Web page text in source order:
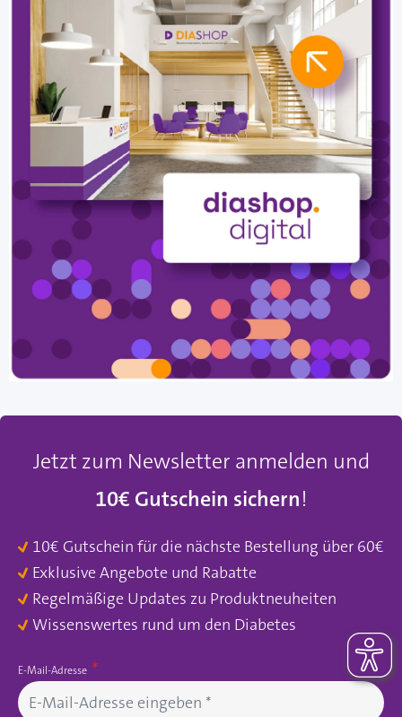
Jetzt zum Newsletter anmelden und
10€ Gutschein sichern!
10€ Gutschein für die nächste Bestellung über 60€
Exklusive Angebote und Rabatte
Regelmäßige Updates zu Produktneuheiten
Wissenswertes rund um den Diabetes
E-Mail-Adresse